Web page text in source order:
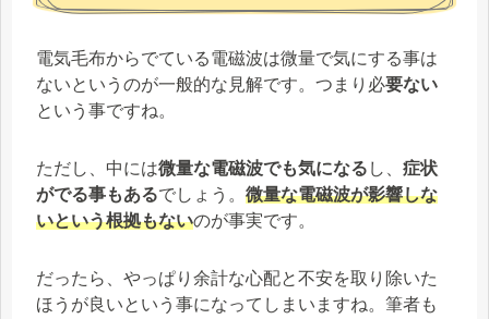
電気毛布からでている電磁波は微量で気にする事は
ないというのが一般的な見解です。つまり必要ない
という事ですね。
ただし、中には微量な電磁波でも気になる し、 症状
がでる事もあるでしょう。 微量な電磁波が影響しな
いという根拠もないのが事実です。
だったら、やっぱり余計な心配と不安を取り除いた
ほうが良いという事になってしまいますね。筆者も